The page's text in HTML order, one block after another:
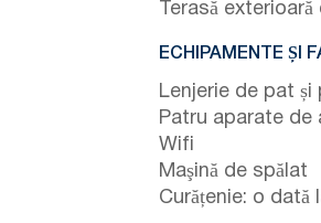
Terasă
ECHIPAMENTE ȘI
Lenjerie de pat
Patru aparate de
Wifi
Maşină de spălat
Curățenie: o dată